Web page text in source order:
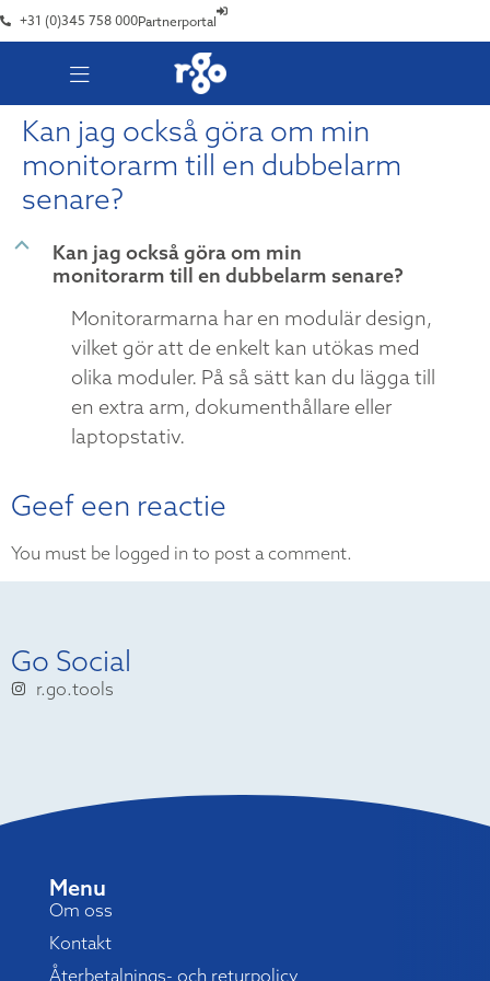
+31 (0)345 758 000Partnerportal
Kan jag också göra om min
monitorarm till en dubbelarm
senare?
B
Kan jag också göra om min
monitorarm till en dubbelarm senare?
Monitorarmarna har en modulär design,
vilket gör att de enkelt kan utökas med
olika moduler. På så sätt kan du lägga till
en extra arm, dokumenthållare eller
laptopstativ.
Geef een reactie
You must be logged in to post a comment.
Go Social
r.go.tools
Menu
Om oss
Kontakt
Återbetalnings- och returpolicy